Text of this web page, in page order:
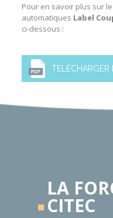
Pour en savoir plus sur
automatiques Label
ci-dessous :
TÉLÉCHARGER
LA
CITEC